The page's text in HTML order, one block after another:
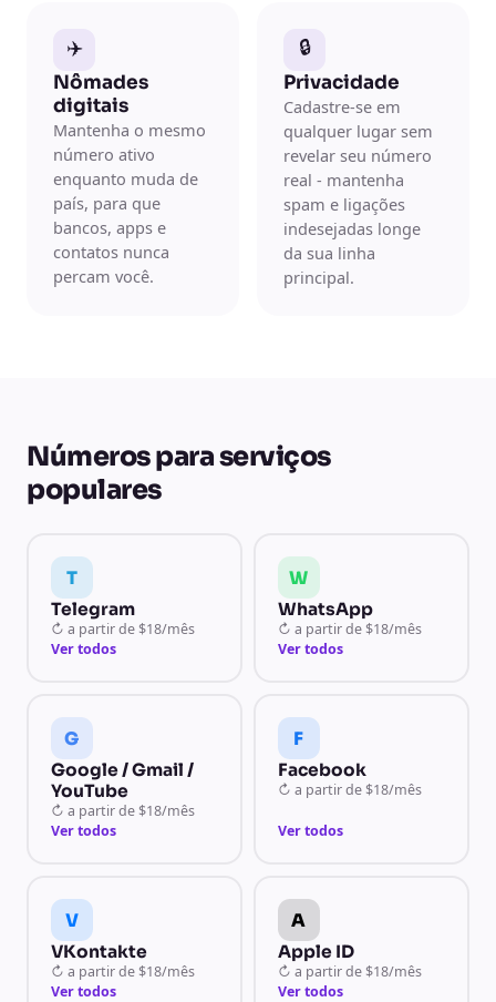
✈️
Nômades
digitais
Mantenha o mesmo
número ativo
enquanto muda de
país, para que
bancos, apps e
contatos nunca
percam você.
🔒
Privacidade
Cadastre-se em
qualquer lugar sem
revelar seu número
real - mantenha
spam e ligações
indesejadas longe
da sua linha
principal.
Números para serviços
populares
T
Telegram
↻ a partir de $18/mês
Ver todos
W
WhatsApp
↻ a partir de $18/mês
Ver todos
G
Google / Gmail /
YouTube
↻ a partir de $18/mês
Ver todos
F
Facebook
↻ a partir de $18/mês
Ver todos
V
VKontakte
↻ a partir de $18/mês
Ver todos
A
Apple ID
↻ a partir de $18/mês
Ver todos